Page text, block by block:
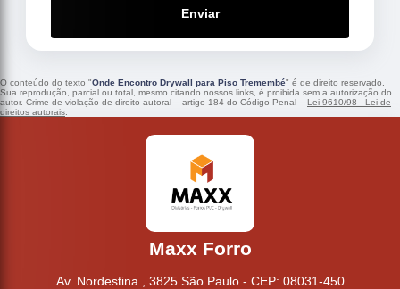
Enviar
O conteúdo do texto "Onde Encontro Drywall para Piso Tremembé" é de direito reservado.
Sua reprodução, parcial ou total, mesmo citando nossos links, é proibida sem a autorização do
autor. Crime de violação de direito autoral – artigo 184 do Código Penal – Lei 9610/98 - Lei de
direitos autorais.
Maxx Forro
Av. Nordestina , 3825 São Paulo - CEP: 08031-450